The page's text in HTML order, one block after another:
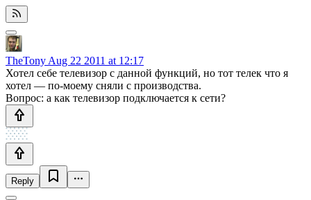
TheTony Aug 22 2011 at 12:17
Хотел себе телевизор с данной функций, но тот телек что я
хотел — по-моему сняли с производства.
Вопрос: а как телевизор подключается к сети?
Reply